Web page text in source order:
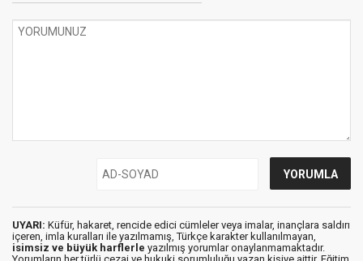
UYARI: Küfür, hakaret, rencide edici cümleler veya imalar, inançlara saldırı
içeren, imla kuralları ile yazılmamış, Türkçe karakter kullanılmayan,
isimsiz ve büyük harflerle yazılmış yorumlar onaylanmamaktadır.